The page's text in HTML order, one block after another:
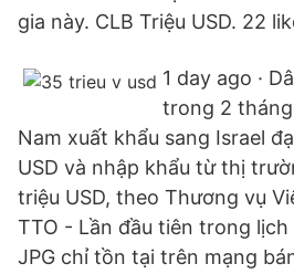
gia này. CLB Triệu USD. 22
1 day ago ·
trong 2 tháng
Nam xuất khẩu sang Israel
USD và nhập khẩu từ thị
triệu USD, theo Thương vụ
TTO - Lần đầu tiên trong
JPG chỉ tồn tại trên mạng